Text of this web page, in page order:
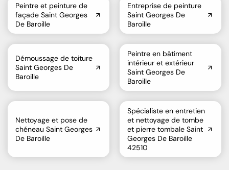
Peintre et peinture de
façade Saint Georges
De Baroille
Entreprise de peinture
Saint Georges De
Baroille
Démoussage de toiture
Saint Georges De
Baroille
Peintre en bâtiment
intérieur et extérieur
Saint Georges De
Baroille
Nettoyage et pose de
chéneau Saint Georges
De Baroille
Spécialiste en entretien
et nettoyage de tombe
et pierre tombale Saint
Georges De Baroille
42510